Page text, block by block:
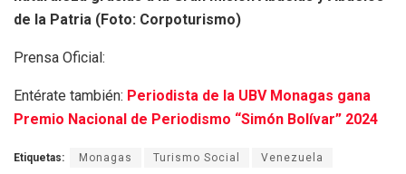
de la Patria (Foto: Corpoturismo)
Prensa Oficial:
Entérate también: Periodista de la UBV Monagas gana
Premio Nacional de Periodismo “Simón Bolívar” 2024
Etiquetas: Monagas Turismo Social Venezuela